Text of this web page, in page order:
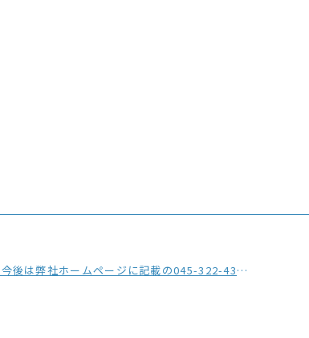
をご利用ください。※おかけ間違いにご注意ください。